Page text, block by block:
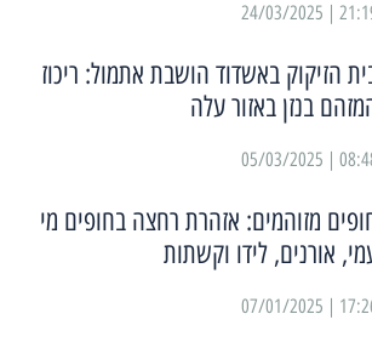
21:19 | 24/03/
הזיקוק באשדוד הושבת אתמול: ריכוז
בנזן באזור עלה
08:48 | 05/03/
מזוהמים: אזהרת רחצה בחופים מי
אורנים, לידו וקשתות
17:26 | 07/01/